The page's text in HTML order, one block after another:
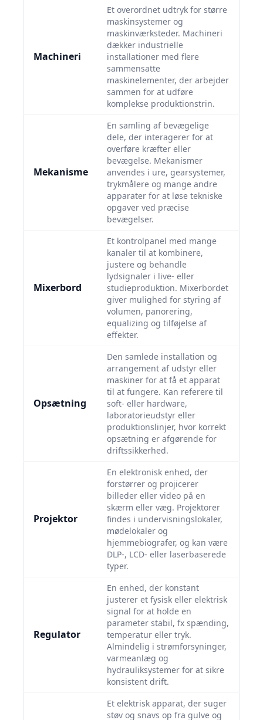
Machineri
Et overordnet udtryk for større
maskinsystemer og
maskinværksteder. Machineri
dækker industrielle
installationer med flere
sammensatte
maskinelementer, der arbejder
sammen for at udføre
komplekse produktionstrin.
Mekanisme
En samling af bevægelige
dele, der interagerer for at
overføre kræfter eller
bevægelse. Mekanismer
anvendes i ure, gearsystemer,
trykmålere og mange andre
apparater for at løse tekniske
opgaver ved præcise
bevægelser.
Mixerbord
Et kontrolpanel med mange
kanaler til at kombinere,
justere og behandle
lydsignaler i live- eller
studieproduktion. Mixerbordet
giver mulighed for styring af
volumen, panorering,
equalizing og tilføjelse af
effekter.
Opsætning
Den samlede installation og
arrangement af udstyr eller
maskiner for at få et apparat
til at fungere. Kan referere til
soft- eller hardware,
laboratorieudstyr eller
produktionslinjer, hvor korrekt
opsætning er afgørende for
driftssikkerhed.
Projektor
En elektronisk enhed, der
forstørrer og projicerer
billeder eller video på en
skærm eller væg. Projektorer
findes i undervisningslokaler,
mødelokaler og
hjemmebiografer, og kan være
DLP-, LCD- eller laserbaserede
typer.
Regulator
En enhed, der konstant
justerer et fysisk eller elektrisk
signal for at holde en
parameter stabil, fx spænding,
temperatur eller tryk.
Almindelig i strømforsyninger,
varmeanlæg og
hydrauliksystemer for at sikre
konsistent drift.
Et elektrisk apparat, der suger
støv og snavs op fra gulve og